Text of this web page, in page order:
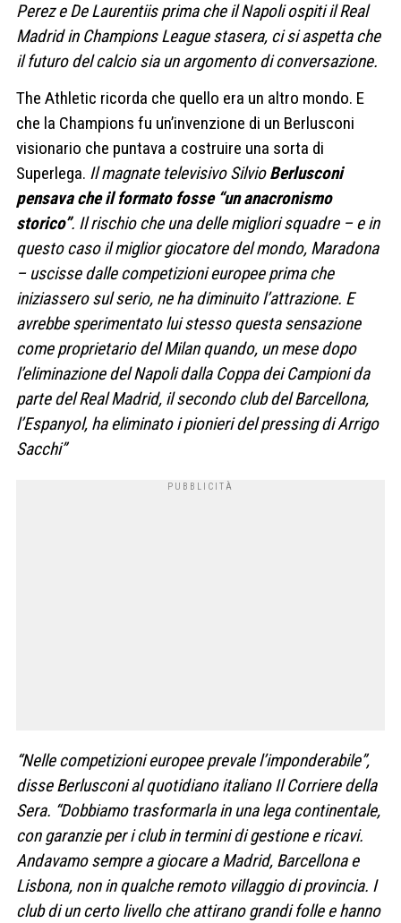
Perez e De Laurentiis prima che il Napoli ospiti il Real
Madrid in Champions League stasera, ci si aspetta che
il futuro del calcio sia un argomento di conversazione.
The Athletic ricorda che quello era un altro mondo. E
che la Champions fu un’invenzione di un Berlusconi
visionario che puntava a costruire una sorta di
Superlega. Il magnate televisivo SilvioBerlusconi
pensava che il formato fosse “un anacronismo
storico”. Il rischio che una delle migliori squadre – e in
questo caso il miglior giocatore del mondo, Maradona
– uscisse dalle competizioni europee prima che
iniziassero sul serio, ne ha diminuito l’attrazione. E
avrebbe sperimentato lui stesso questa sensazione
come proprietario del Milan quando, un mese dopo
l’eliminazione del Napoli dalla Coppa dei Campioni da
parte del Real Madrid, il secondo club del Barcellona,
l’Espanyol, ha eliminato i pionieri del pressing di Arrigo
Sacchi”
“Nelle competizioni europee prevale l’imponderabile”,
disse Berlusconi al quotidiano italiano Il Corriere della
Sera. “Dobbiamo trasformarla in una lega continentale,
con garanzie per i club in termini di gestione e ricavi.
Andavamo sempre a giocare a Madrid, Barcellona e
Lisbona, non in qualche remoto villaggio di provincia. I
club di un certo livello che attirano grandi folle e hanno